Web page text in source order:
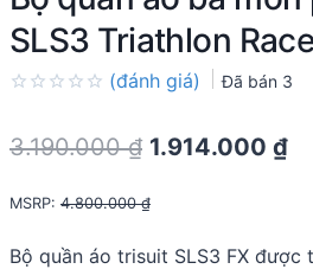
SLS3 Triathlon
out
(đánh giá) Đã bán 3
3.190.000₫ Original
was:
3.190.000 ₫.
1.914.000 ₫
MSRP: 4.800.000₫
Bộ quần áo trisuit SLS3 FX được